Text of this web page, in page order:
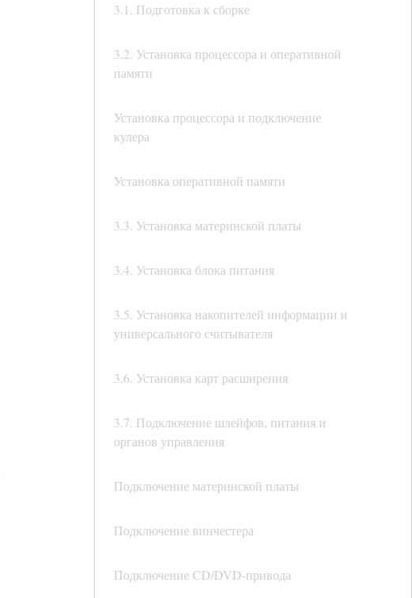
3.1. Подготовка к сборке
3.2. Установка процессора и оперативной
памяти
Установка процессора и подключение
кулера
Установка оперативной памяти
3.3. Установка материнской платы
3.4. Установка блока питания
3.5. Установка накопителей информации и
универсального считывателя
3.6. Установка карт расширения
3.7. Подключение шлейфов, питания и
органов управления
Подключение материнской платы
Подключение винчестера
Подключение CD/DVD-привода